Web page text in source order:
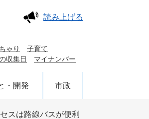
読み上げる
ゃり
子育て
収集日 マイナンバー
・開発 市政
スは路線バスが便利